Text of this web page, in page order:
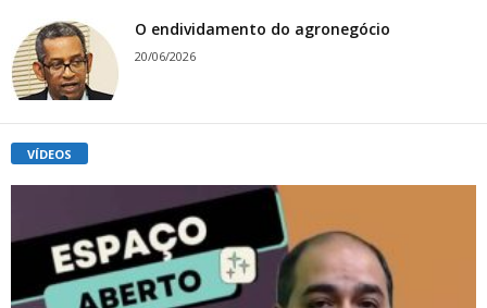
O endividamento do agronegócio
20/06/2026
VÍDEOS